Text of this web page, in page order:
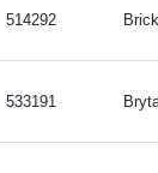
514292
533191